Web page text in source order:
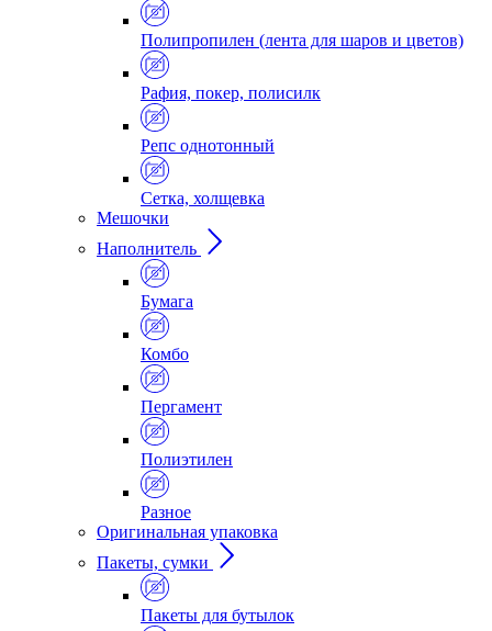
Полипропилен (лента для шаров и цветов)
Рафия, покер, полисилк
Репс однотонный
Сетка, холщевка
Мешочки
Наполнитель
Бумага
Комбо
Пергамент
Полиэтилен
Разное
Оригинальная упаковка
Пакеты, сумки
Пакеты для бутылок